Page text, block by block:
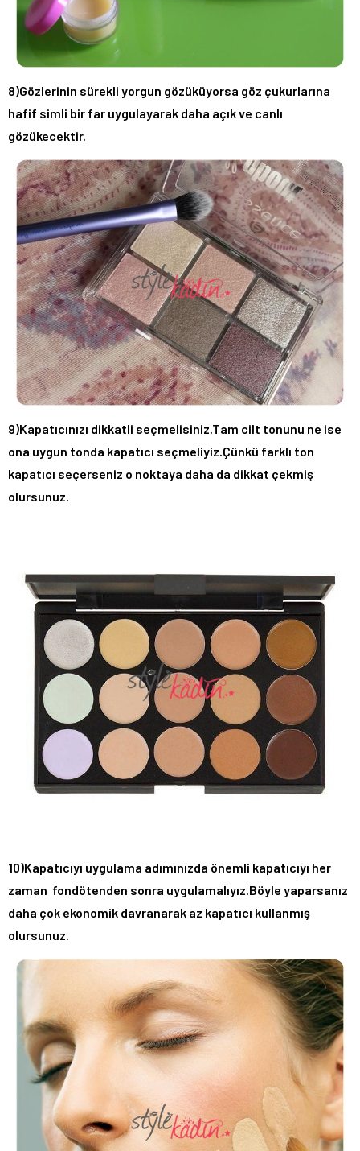
8)Gözlerinin sürekli yorgun gözüküyorsa göz çukurlarına
hafif simli bir far uygulayarak daha açık ve canlı
gözükecektir.
9)Kapatıcınızı dikkatli seçmelisiniz.Tam cilt tonunu ne ise
ona uygun tonda kapatıcı seçmeliyiz.Çünkü farklı ton
kapatıcı seçerseniz o noktaya daha da dikkat çekmiş
olursunuz.
10)Kapatıcıyı uygulama adımınızda önemli kapatıcıyı her
zaman fondötenden sonra uygulamalıyız.Böyle yaparsanız
daha çok ekonomik davranarak az kapatıcı kullanmış
olursunuz.